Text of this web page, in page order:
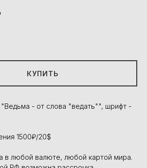
КУПИТЬ
"Ведьма - от слова "ведать"", шрифт -
1500₽/20$
в любой валюте, любой картой мира.